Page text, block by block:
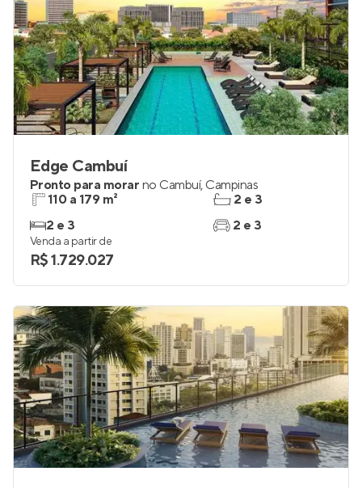
Edge Cambuí
Pronto para morar no Cambuí, Campinas
110 a 179 m²
2 e 3
2 e 3
2 e 3
Venda a partir de
R$ 1.729.027